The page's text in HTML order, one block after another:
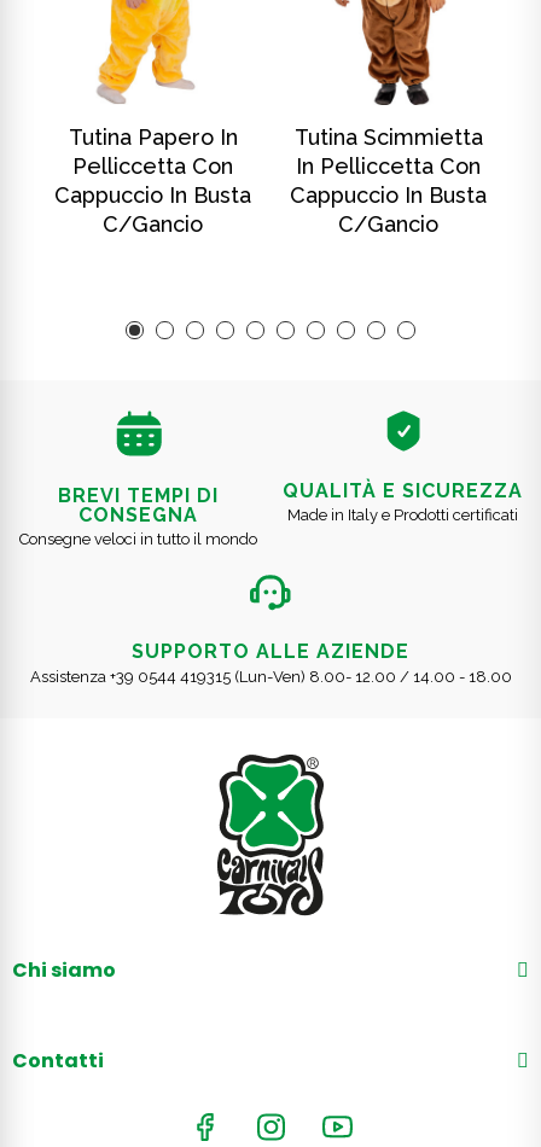
Tutina Papero In
Pelliccetta Con
Cappuccio In Busta
C/gancio
Tutina Scimmietta
In Pelliccetta Con
Cappuccio In Busta
C/gancio
BREVI TEMPI DI
CONSEGNA
Consegne veloci in tutto il mondo
QUALITÀ E SICUREZZA
Made in Italy e Prodotti certificati
SUPPORTO ALLE AZIENDE
Assistenza +39 0544 419315 (Lun-Ven) 8.00- 12.00 / 14.00 - 18.00
Chi siamo
Contatti